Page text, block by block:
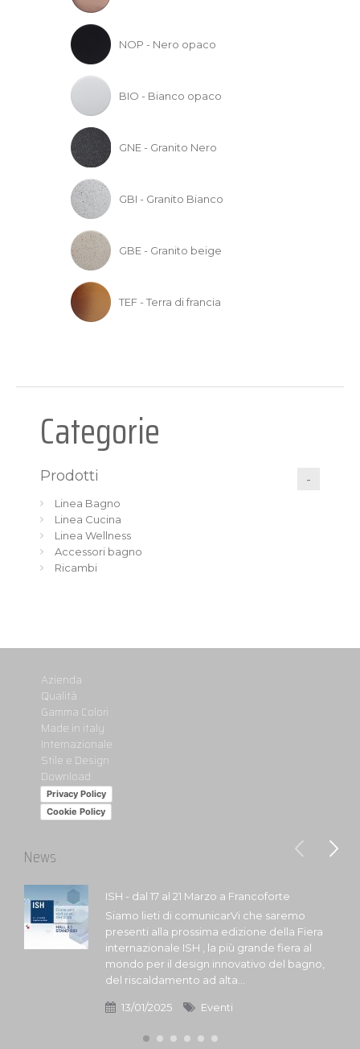
NOP - Nero opaco
BIO - Bianco opaco
GNE - Granito Nero
GBI - Granito Bianco
GBE - Granito beige
TEF - Terra di francia
Categorie
Prodotti
Linea Bagno
Linea Cucina
Linea Wellness
Accessori bagno
Ricambi
Azienda
Qualità
Gamma Colori
Made in italy
Internazionale
Stile e Design
Download
Privacy Policy
Cookie Policy
News
ISH - dal 17 al 21 Marzo a Francoforte
Siamo lieti di comunicarVi che saremo
presenti alla prossima edizione della Fiera
internazionale ISH , la più grande fiera al
mondo per il design innovativo del bagno,
del riscaldamento ad alta...
13/01/2025 Eventi